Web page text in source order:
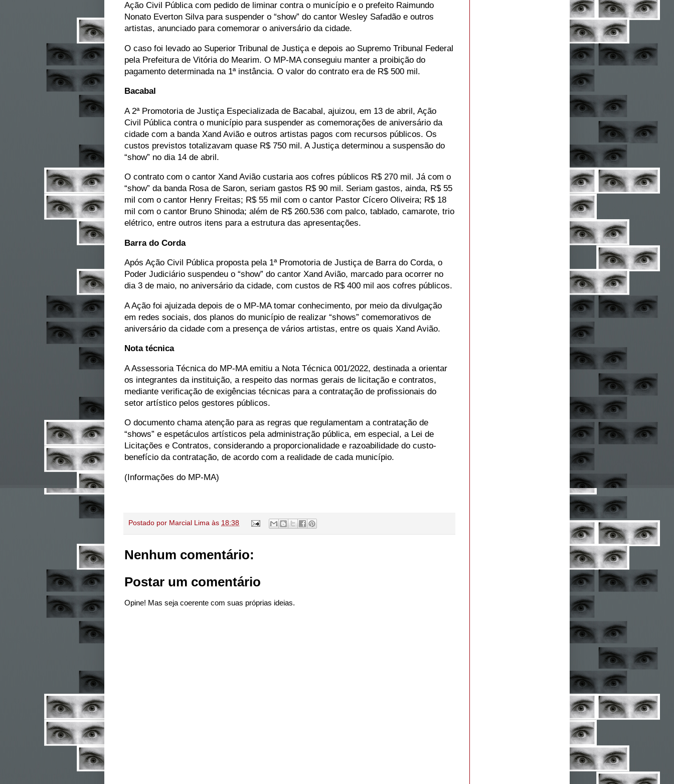
Ação Civil Pública com pedido de liminar contra o município e o prefeito Raimundo
Nonato Everton Silva para suspender o “show” do cantor Wesley Safadão e outros
artistas, anunciado para comemorar o aniversário da cidade.
O caso foi levado ao Superior Tribunal de Justiça e depois ao Supremo Tribunal Federal
pela Prefeitura de Vitória do Mearim. O MP-MA conseguiu manter a proibição do
pagamento determinada na 1ª instância. O valor do contrato era de R$ 500 mil.
Bacabal
A 2ª Promotoria de Justiça Especializada de Bacabal, ajuizou, em 13 de abril, Ação
Civil Pública contra o município para suspender as comemorações de aniversário da
cidade com a banda Xand Avião e outros artistas pagos com recursos públicos. Os
custos previstos totalizavam quase R$ 750 mil. A Justiça determinou a suspensão do
“show” no dia 14 de abril.
O contrato com o cantor Xand Avião custaria aos cofres públicos R$ 270 mil. Já com o
“show” da banda Rosa de Saron, seriam gastos R$ 90 mil. Seriam gastos, ainda, R$ 55
mil com o cantor Henry Freitas; R$ 55 mil com o cantor Pastor Cícero Oliveira; R$ 18
mil com o cantor Bruno Shinoda; além de R$ 260.536 com palco, tablado, camarote, trio
elétrico, entre outros itens para a estrutura das apresentações.
Barra do Corda
Após Ação Civil Pública proposta pela 1ª Promotoria de Justiça de Barra do Corda, o
Poder Judiciário suspendeu o “show” do cantor Xand Avião, marcado para ocorrer no
dia 3 de maio, no aniversário da cidade, com custos de R$ 400 mil aos cofres públicos.
A Ação foi ajuizada depois de o MP-MA tomar conhecimento, por meio da divulgação
em redes sociais, dos planos do município de realizar “shows” comemorativos de
aniversário da cidade com a presença de vários artistas, entre os quais Xand Avião.
Nota técnica
A Assessoria Técnica do MP-MA emitiu a Nota Técnica 001/2022, destinada a orientar
os integrantes da instituição, a respeito das normas gerais de licitação e contratos,
mediante verificação de exigências técnicas para a contratação de profissionais do
setor artístico pelos gestores públicos.
O documento chama atenção para as regras que regulamentam a contratação de
“shows” e espetáculos artísticos pela administração pública, em especial, a Lei de
Licitações e Contratos, considerando a proporcionalidade e razoabilidade do custo-
benefício da contratação, de acordo com a realidade de cada município.
(Informações do MP-MA)
Postado por Marcial Lima às 18:38
Nenhum comentário:
Postar um comentário
Opine! Mas seja coerente com suas próprias ideias.